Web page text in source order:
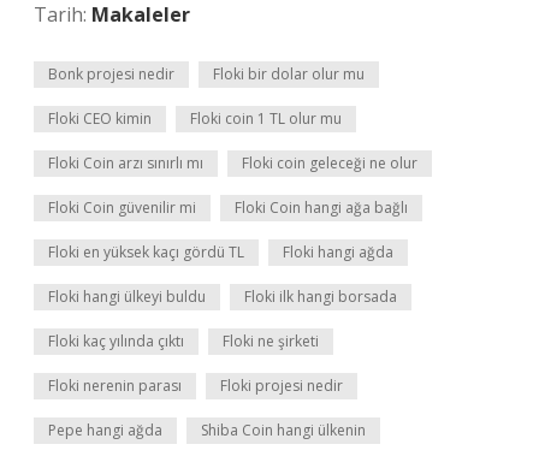
Tarih: Makaleler
Bonk projesi nedir Floki bir dolar olur mu
Floki CEO kimin Floki coin 1 TL olur mu
Floki Coin arzı sınırlı mı Floki coin geleceği ne olur
Floki Coin güvenilir mi Floki Coin hangi ağa bağlı
Floki en yüksek kaçı gördü TL Floki hangi ağda
Floki hangi ülkeyi buldu Floki ilk hangi borsada
Floki kaç yılında çıktı Floki ne şirketi
Floki nerenin parası Floki projesi nedir
Pepe hangi ağda Shiba Coin hangi ülkenin